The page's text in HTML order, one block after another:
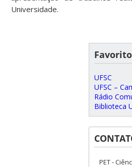
Universidade.
UFSC
UFSC –
Rádio
Biblioteca
PET -